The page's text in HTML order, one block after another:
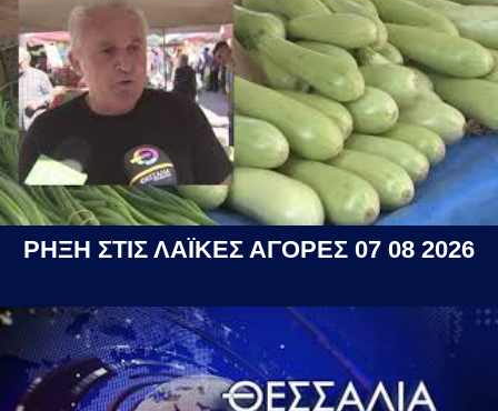
ΡΗΞΗ ΣΤΙΣ ΛΑΪΚΕΣ ΑΓΟΡΕΣ 07 08 2026